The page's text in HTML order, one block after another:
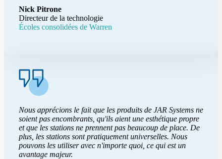
Nick Pitrone
Directeur de la technologie
Écoles consolidées de Warren
Nous apprécions le fait que les produits de JAR Systems ne
soient pas encombrants, qu'ils aient une esthétique propre
et que les stations ne prennent pas beaucoup de place. De
plus, les stations sont pratiquement universelles. Nous
pouvons les utiliser avec n'importe quoi, ce qui est un
avantage majeur.